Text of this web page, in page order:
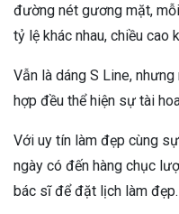
đường nét gương mặt,
tỷ lệ khác nhau, chiều cao
Vẫn là dáng S Line,
hợp đều thể hiện sự tài
Với uy tín làm đẹp cùng
ngày có đến hàng chục
bác sĩ để đặt lịch làm đẹp.